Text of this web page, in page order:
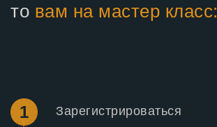
то вам на мастер класс:
Зарегистрироваться
1